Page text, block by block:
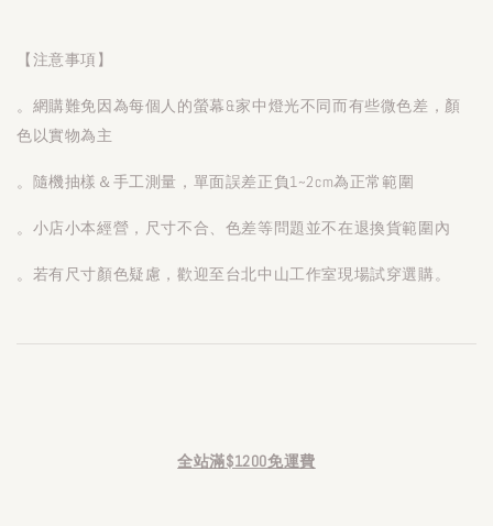
【注意事項】
。網購難免因為每個人的螢幕&家中燈光不同而有些微色差，顏
色以實物為主
。隨機抽樣＆手工測量，單面誤差正負1~2cm為正常範圍
。小店小本經營，尺寸不合、色差等問題並不在退換貨範圍內
。若有尺寸顏色疑慮，歡迎至台北中山工作室現場試穿選購。
全站滿$1200免運費